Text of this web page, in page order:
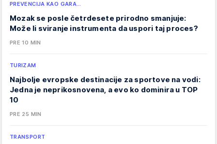
PREVENCIJA KAO GARA…
Mozak se posle četrdesete prirodno smanjuje:
Može li sviranje instrumenta da uspori taj proces?
PRE 10 MIN
TURIZAM
Najbolje evropske destinacije za sportove na vodi:
Jedna je neprikosnovena, a evo ko dominira u TOP
10
PRE 25 MIN
TRANSPORT